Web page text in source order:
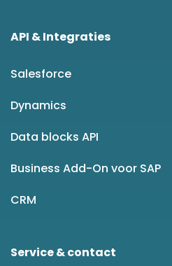
API & Integraties
Salesforce
Dynamics
Data blocks API
Business Add-On voor SAP
CRM
Service & contact